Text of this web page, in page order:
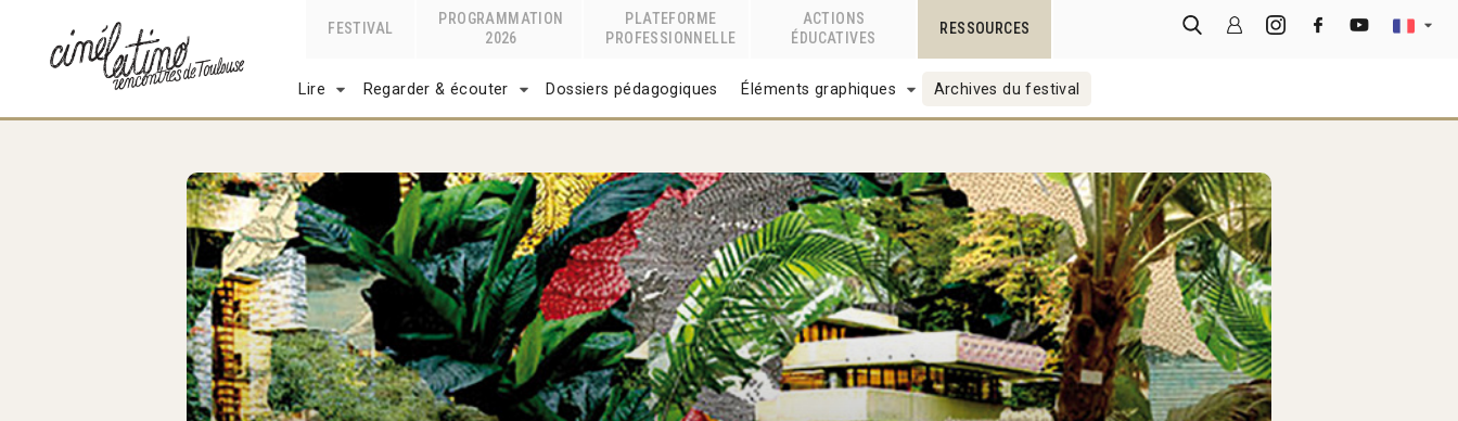
FESTIVAL
PROGRAMMATION
2026
PLATEFORME
PROFESSIONNELLE
ACTIONS
ÉDUCATIVES
RESSOURCES
Lire Regarder & écouter Dossiers pédagogiques Éléments graphiques Archives du festival